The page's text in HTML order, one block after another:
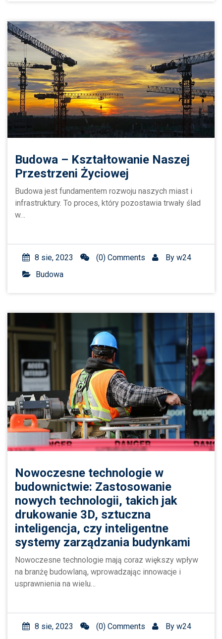
Budowa – Kształtowanie Naszej
Przestrzeni Życiowej
Budowa jest fundamentem rozwoju naszych miast i
infrastruktury. To proces, który pozostawia trwały ślad
w…
8 sie, 2023 (0) Comments By w24
Budowa
Nowoczesne technologie w
budownictwie: Zastosowanie
nowych technologii, takich jak
drukowanie 3D, sztuczna
inteligencja, czy inteligentne
systemy zarządzania budynkami
Nowoczesne technologie mają coraz większy wpływ
na branżę budowlaną, wprowadzając innowacje i
usprawnienia na wielu…
8 sie, 2023 (0) Comments By w24